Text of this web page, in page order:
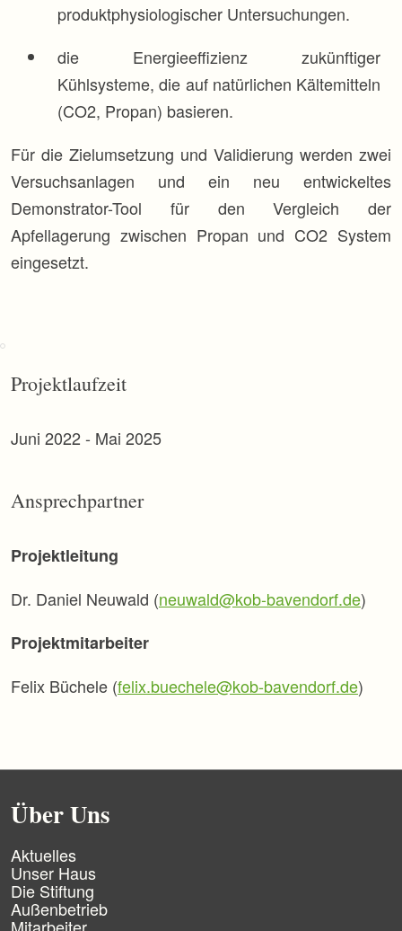
produktphysiologischer Untersuchungen.
die Energieeffizienz zukünftiger
Kühlsysteme, die auf natürlichen Kältemitteln
(CO2, Propan) basieren.
Für die Zielumsetzung und Validierung werden zwei
Versuchsanlagen und ein neu entwickeltes
Demonstrator-Tool für den Vergleich der
Apfellagerung zwischen Propan und CO2 System
eingesetzt.
Projektlaufzeit
Juni 2022 - Mai 2025
Ansprechpartner
Projektleitung
Dr. Daniel Neuwald (neuwald@kob-bavendorf.de)
Projektmitarbeiter
Felix Büchele (felix.buechele@kob-bavendorf.de)
Über Uns
N
a
v
i
g
Aktuelles
Unser Haus
Die Stiftung
Außenbetrieb